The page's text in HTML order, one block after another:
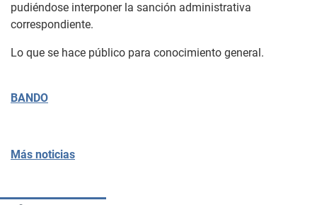
pudiéndose interponer la sanción administrativa
correspondiente.
Lo que se hace público para conocimiento general.
BANDO
Más noticias